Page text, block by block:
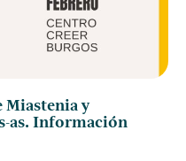
Miastenia y
as. Información